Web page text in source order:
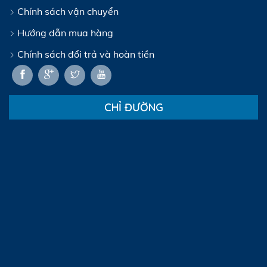
Chính sách vận chuyển
Hướng dẫn mua hàng
Chính sách đổi trả và hoàn tiền
CHỈ ĐƯỜNG